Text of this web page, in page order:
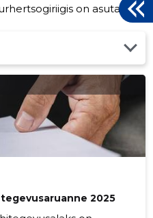
on asutatud
erakordne – algatati
kasvu saavutamiseks.
tegevjuht. Vaatamata
edukalt säilitada
juhtkonda, hea
tegevusaruanne 2025